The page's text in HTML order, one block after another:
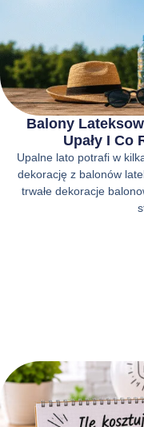
Balony
Upały I Co
Upalne lato potrafi w
dekorację z balonów
trwałe dekoracje